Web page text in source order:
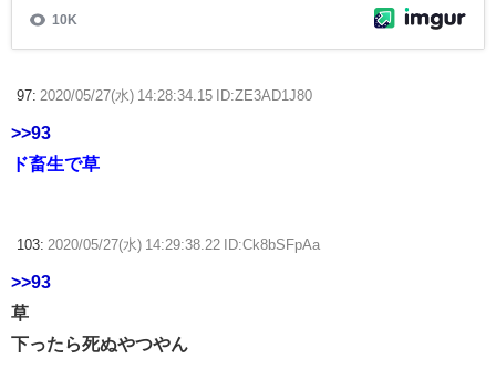
97: 2020/05/27(水) 14:28:34.15 ID:ZE3AD1J80
>>93
ド畜生で草
103: 2020/05/27(水) 14:29:38.22 ID:Ck8bSFpAa
>>93
草
下ったら死ぬやつやん